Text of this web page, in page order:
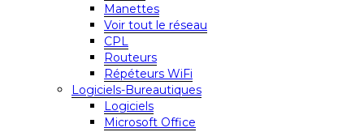
Manettes
Voir tout le réseau
CPL
Routeurs
Répéteurs WiFi
Logiciels-Bureautiques
Logiciels
Microsoft Office